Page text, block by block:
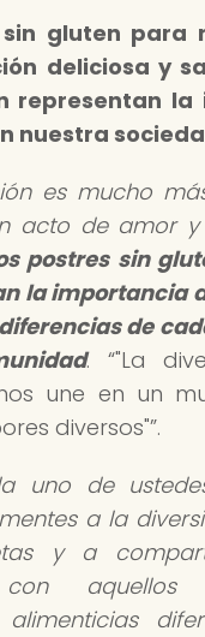
gluten para
deliciosa y
representan la
nuestra
es mucho
acto de amor y
postres sin
la importancia
de
.
"La
une en un
diversos" .
uno de
a la
y a
con